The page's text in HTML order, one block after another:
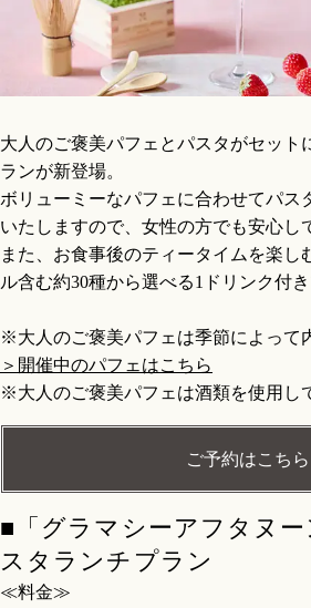
大人のご褒美パフェとパスタがセット
ランが新登場。
ボリューミーなパフェに合わせてパス
いたしますので、女性の方でも安心し
また、お食事後のティータイムを楽し
ル含む約30種から選べる1ドリンク付
※大人のご褒美パフェは季節によって
＞開催中のパフェはこちら
※大人のご褒美パフェは酒類を使用し
ご予約はこちら
■「グラマシーアフタヌ
スタランチプラン
≪料金≫